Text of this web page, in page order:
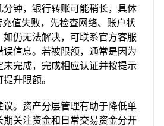
钟，银行转账可能稍长，具体
值失败，先检查网络、账户状
仍无法解决，可联系官方客服
信息。若被限额，通常是因为
完成，完成相应认证并按提示
升限额。
。资产分层管理有助于降低单
关注资金和日常交易资金分开